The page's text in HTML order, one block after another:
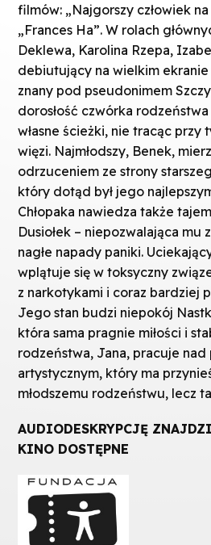
filmów: „Najgorszy człowiek
„Frances Ha”. W rolach
Deklewa, Karolina Rzepa,
debiutujący na wielkim
znany pod pseudonimem
dorosłość czwórka
własne ścieżki, nie tracąc przy
więzi. Najmłodszy, Benek,
odrzuceniem ze strony
który dotąd był jego
Chłopaka nawiedza także
Dusiołek – niepozwalająca mu
nagłe napady paniki.
wplątuje się w toksyczny
z narkotykami i coraz bardziej
Jego stan budzi niepokój
która sama pragnie miłości i
rodzeństwa, Jana, pracuje
artystycznym, który ma
młodszemu rodzeństwu, lecz
AUDIODESKRYPCJĘ
KINO DOSTĘPNE